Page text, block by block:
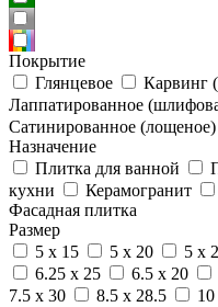
Покрытие
Глянцевое
Карвинг
Лаппатированное
Сатинированное (лощеное)
Назначение
Плитка для ванной
кухни
Керамогранит
Фасадная плитка
Размер
5 x 15
5 x 20 5 x
6.25 x 25
6.5 x 20
7.5 x 30
8.5 x 28.5